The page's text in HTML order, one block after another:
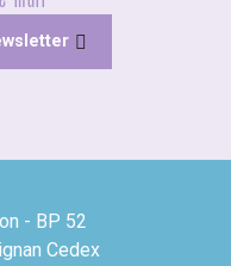
- BP 52
Cedex